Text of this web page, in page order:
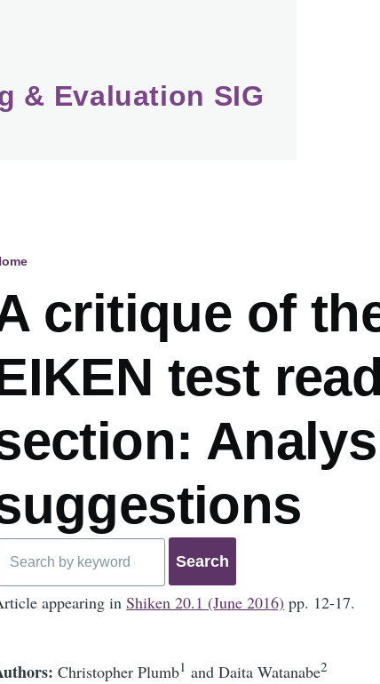
& Evaluation SIG
critique of
test
appearing inShiken 20.1 (June 2016) pp. 12-17.
Christopher Plumb1 and Daita Watanabe2